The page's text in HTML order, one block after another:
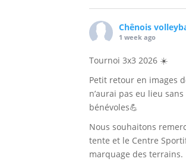
Chênois
1 week ago
Tournoi 3x3 2026 ☀️
Petit retour en images
n’aurai pas eu lieu
bénévoles💪
Nous souhaitons
tente et le Centre
marquage des terrains.